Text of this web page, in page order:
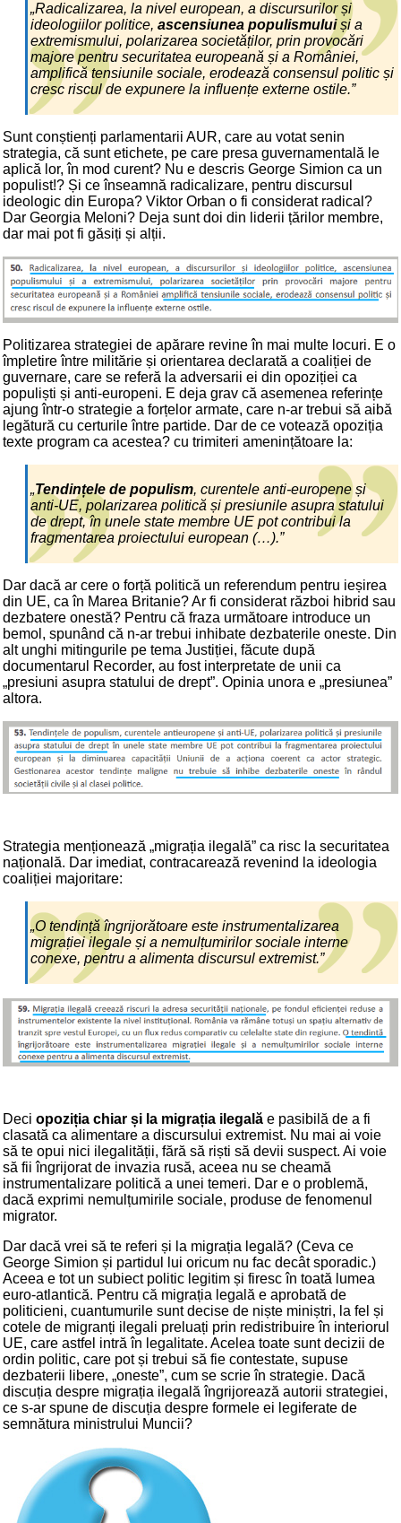
„Radicalizarea, la nivel european, a discursurilor și
ideologiilor politice, ascensiunea populismuluiși a
extremismului, polarizarea societăților, prin provocări
majore pentru securitatea europeană și a României,
amplifică tensiunile sociale, erodează consensul politic și
cresc riscul de expunere la influențe externe ostile.”
Sunt conștienți parlamentarii AUR, care au votat senin
strategia, că sunt etichete, pe care presa guvernamentală le
aplică lor, în mod curent? Nu e descris George Simion ca un
populist!? Și ce înseamnă radicalizare, pentru discursul
ideologic din Europa? Viktor Orban o fi considerat radical?
Dar Georgia Meloni? Deja sunt doi din liderii țărilor membre,
dar mai pot fi găsiți și alții.
Politizarea strategiei de apărare revine în mai multe locuri. E o
împletire între militărie și orientarea declarată a coaliției de
guvernare, care se referă la adversarii ei din opoziției ca
populiști și anti-europeni. E deja grav că asemenea referințe
ajung într-o strategie a forțelor armate, care n-ar trebui să aibă
legătură cu certurile între partide. Dar de ce votează opoziția
texte program ca acestea? cu trimiteri amenințătoare la:
„Tendințele de populism, curentele anti-europene și
anti-UE, polarizarea politică și presiunile asupra statului
de drept, în unele state membre UE pot contribui la
fragmentarea proiectului european (…).”
Dar dacă ar cere o forță politică un referendum pentru ieșirea
din UE, ca în Marea Britanie? Ar fi considerat război hibrid sau
dezbatere onestă? Pentru că fraza următoare introduce un
bemol, spunând că n-ar trebui inhibate dezbaterile oneste. Din
alt unghi mitingurile pe tema Justiției, făcute după
documentarul Recorder, au fost interpretate de unii ca
„presiuni asupra statului de drept”. Opinia unora e „presiunea”
altora.
Strategia menționează „migrația ilegală” ca risc la securitatea
națională. Dar imediat, contracarează revenind la ideologia
coaliției majoritare:
„O tendință îngrijorătoare este instrumentalizarea
migrației ilegale și a nemulțumirilor sociale interne
conexe, pentru a alimenta discursul extremist.”
Deci opoziția chiar și la migrația ilegală e pasibilă de a fi
clasată ca alimentare a discursului extremist. Nu mai ai voie
să te opui nici ilegalității, fără să riști să devii suspect. Ai voie
să fii îngrijorat de invazia rusă, aceea nu se cheamă
instrumentalizare politică a unei temeri. Dar e o problemă,
dacă exprimi nemulțumirile sociale, produse de fenomenul
migrator.
Dar dacă vrei să te referi și la migrația legală? (Ceva ce
George Simion și partidul lui oricum nu fac decât sporadic.)
Aceea e tot un subiect politic legitim și firesc în toată lumea
euro-atlantică. Pentru că migrația legală e aprobată de
politicieni, cuantumurile sunt decise de niște miniștri, la fel și
cotele de migranți ilegali preluați prin redistribuire în interiorul
UE, care astfel intră în legalitate. Acelea toate sunt decizii de
ordin politic, care pot și trebui să fie contestate, supuse
dezbaterii libere, „oneste”, cum se scrie în strategie. Dacă
discuția despre migrația ilegală îngrijorează autorii strategiei,
ce s-ar spune de discuția despre formele ei legiferate de
semnătura ministrului Muncii?